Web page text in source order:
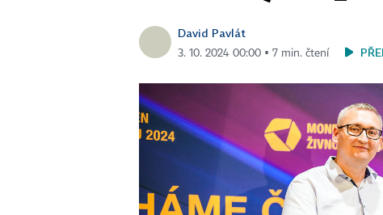
David Pavlát
3. 10. 2024 00:00 ▪ 7 min. čtení